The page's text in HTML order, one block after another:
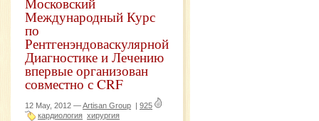
Международный Курс
по
Рентгенэндоваскулярной
Диагностике и Лечению
впервые организован
совместно с CRF
12 May, 2012 —Artisan Group | 925
кардиология хирургия